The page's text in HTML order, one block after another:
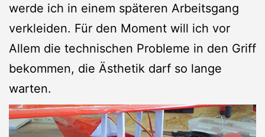
werde ich in einem späteren Arbeitsgang
verkleiden. Für den Moment will ich vor
Allem die technischen Probleme in den Griff
bekommen, die Ästhetik darf so lange
warten.